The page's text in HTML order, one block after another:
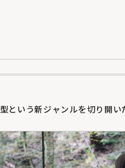
型という新ジャンルを切り開い